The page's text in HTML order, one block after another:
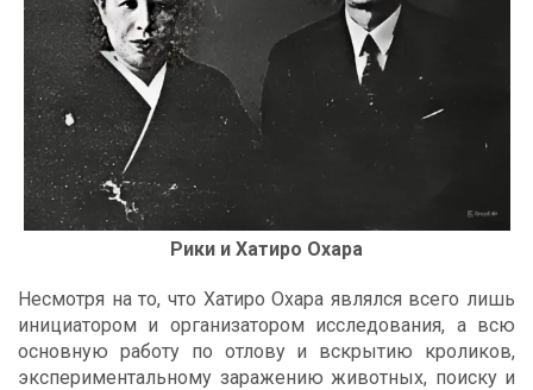
Рики и Хатиро Охара
Несмотря на то, что Хатиро Охара являлся всего лишь
инициатором и организатором исследования, а всю
основную работу по отлову и вскрытию кроликов,
экспериментальному заражению животных, поиску и